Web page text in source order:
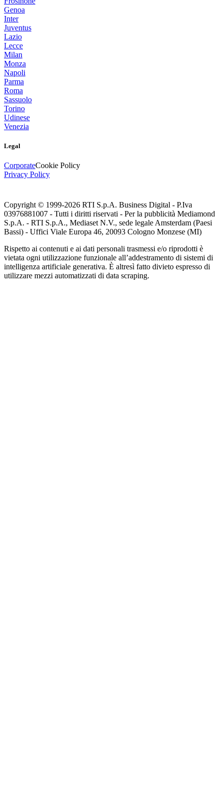
Genoa
Inter
Juventus
Lazio
Lecce
Milan
Monza
Napoli
Parma
Roma
Sassuolo
Torino
Udinese
Venezia
Legal
CorporateCookie Policy
Privacy Policy
Copyright © 1999-2026 RTI S.p.A. Business Digital - P.Iva
03976881007 - Tutti i diritti riservati - Per la pubblicità Mediamond
S.p.A. - RTI S.p.A., Mediaset N.V., sede legale Amsterdam (Paesi
Bassi) - Uffici Viale Europa 46, 20093 Cologno Monzese (MI)
Rispetto ai contenuti e ai dati personali trasmessi e/o riprodotti è
vietata ogni utilizzazione funzionale all’addestramento di sistemi di
intelligenza artificiale generativa. È altresì fatto divieto espresso di
utilizzare mezzi automatizzati di data scraping.